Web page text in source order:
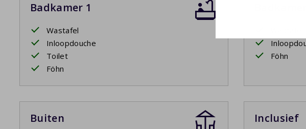
Badkamer 1
Wastafel
Inloopdouche
Toilet
Föhn
Föhn
Buiten Inclusief